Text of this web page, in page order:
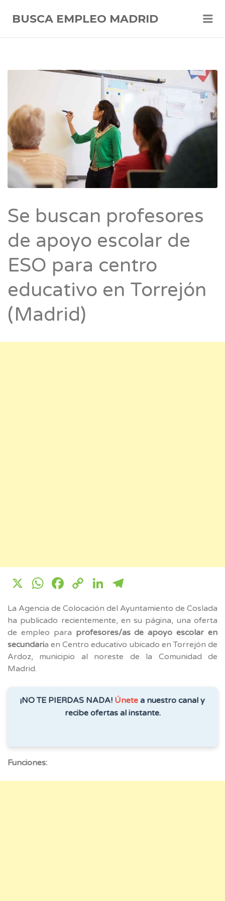
BUSCA EMPLEO MADRID
Se buscan profesores
de apoyo escolar de
ESO para centro
educativo en Torrejón
(Madrid)
X WhatsApp
Facebook
CopyLinkedIn
La Agencia de Colocación del Ayuntamiento de Coslada
ha publicado recientemente, en su página, una oferta
de empleo para profesores/as de apoyo escolar en
secundaria en Centro educativo ubicado en Torrejón de
Ardoz, municipio al noreste de la Comunidad de
Madrid.
¡NO TE PIERDAS NADA! Únete a nuestro canal y
recibe ofertas al instante.
Funciones: